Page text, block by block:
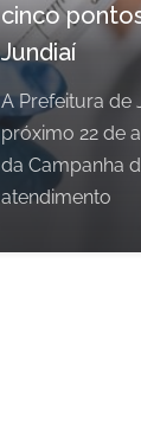
cinco
Jundiaí
A Prefeitura de
próximo 22 de
da Campanha
atendimento